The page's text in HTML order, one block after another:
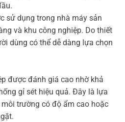
sử dụng trong nhà máy sản
và khu công nghiệp. Do thiết
dùng có thể dễ dàng lựa chọn
được đánh giá cao nhờ khả
gỉ sét hiệu quả. Đây là lựa
trường có độ ẩm cao hoặc